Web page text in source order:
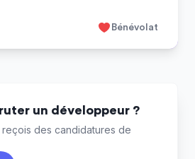
Bénévolat
un développeur ?
des candidatures de